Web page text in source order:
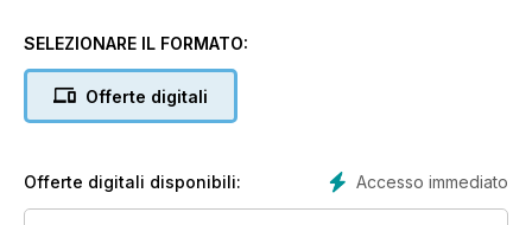
2011, taking a look at Word, Excel, PowerPoint and the new
Adobe Photoshop Elements 9 and Adobe Premiere Elements
9 - which has finally arrived on the Mac.
entertainment needs than the new Apple TV.
SELEZIONARE IL FORMATO:
Offerte digitali
Accesso immediato
Offerte digitali disponibili: